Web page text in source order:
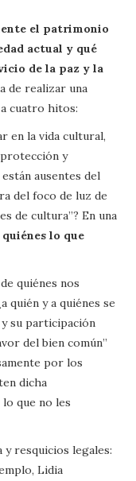
el patrimonio
actual y qué
de la paz y la
de realizar una
cuatro hitos:
en la vida cultural,
protección y
ausentes del
del foco de luz de
de cultura”? En una
quiénes lo que
quiénes nos
quién y a quiénes se
su participación
del bien común”
por los
dicha
que no les
resquicios legales:
Lidia